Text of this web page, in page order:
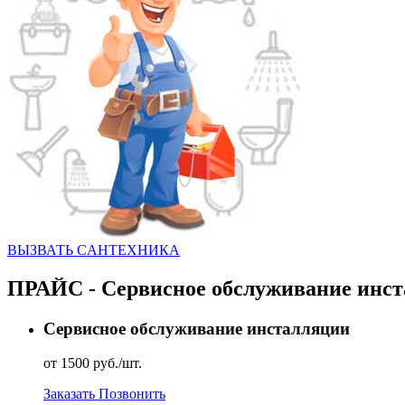
ВЫЗВАТЬ CАНТЕХНИКА
ПРАЙС - Сервисное обслуживание
Сервисное обслуживание инсталляции
от 1500 руб./шт.
Заказать Позвонить